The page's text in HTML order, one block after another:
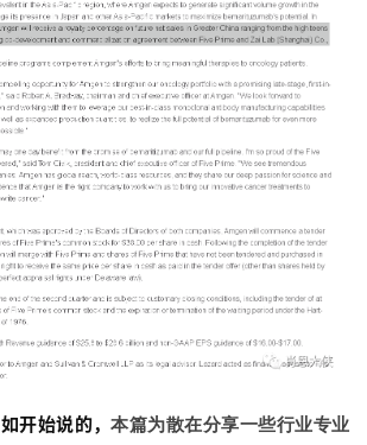
如开始说的，本篇为散在分享一些行业专业